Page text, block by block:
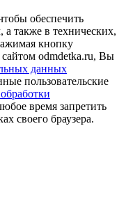
обеспечить
а также в технических,
кнопку
odmdetka.ru, Вы
данных
пользовательские
время запретить
своего браузера.